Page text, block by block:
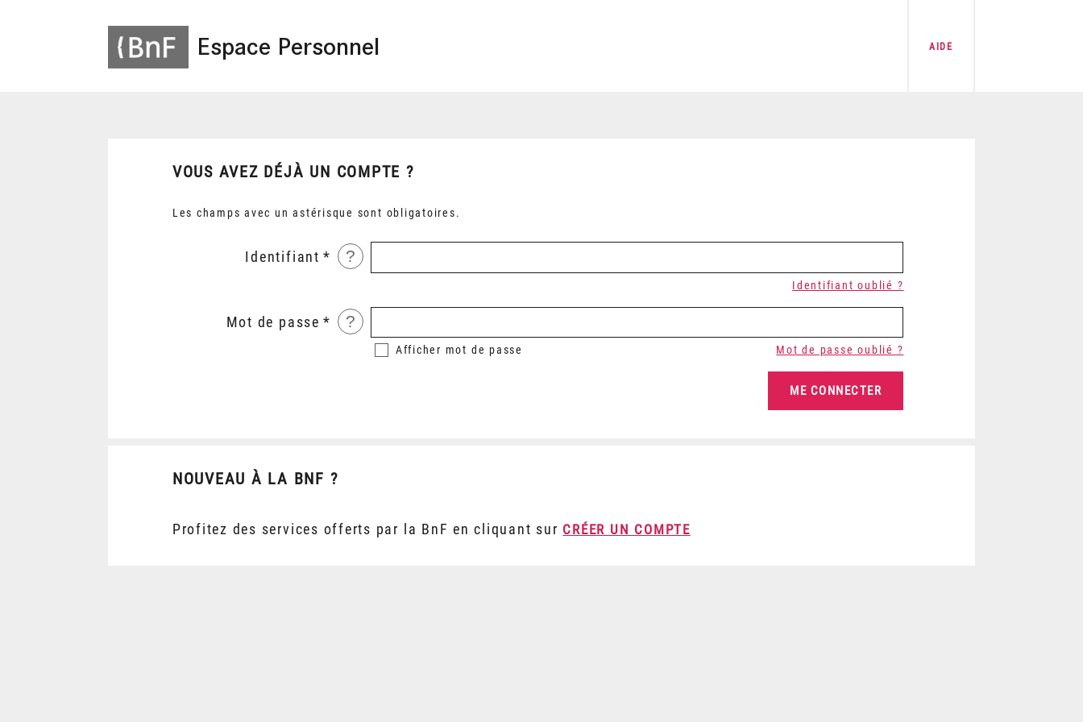
Espace Personnel AIDE
VOUS AVEZ DÉJÀ UN COMPTE ?
Les champs avec un astérisque sont obligatoires.
Identifiant ?
Identifiant oublié ?
Mot de passe ?
Afficher mot de passe Mot de passe oublié ?
NOUVEAU À LA BNF ?
Profitez des services offerts par la BnF en cliquant sur CRÉER UN COMPTE